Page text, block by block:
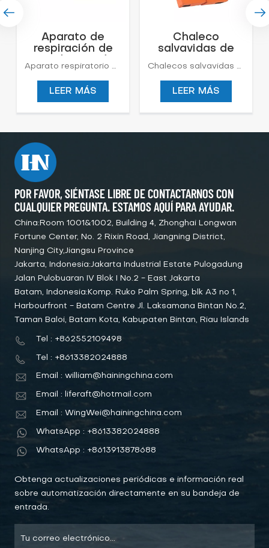
Aparato de
respiración de
aire de presión
positiva (SCBA)
Aparato respiratorio autónomo (SCBA) Es una especie de aparato respiratorio autónomo contra incendios. Es principalmente adecuado para extinción de incendios, industria química, barcos, petróleo, fundiciones, fábricas y minas, laboratorios y otros lugares. Permitir a los bomberos o al personal de rescate llevar a cabo de forma segura trabajos de extinción de incendios, rescate y socorro en casos de desastre y rescate en entornos hostiles llenos de humo, gas, vapor o hipoxia.
LEER MÁS
Chaleco
salvavidas de
espuma marina
de proveedor de
China para
adultos
Chalecos salvavidas marinos de espuma Puede poner al usuario boca arriba en segundos, para mantener la cara del usuario fuera del agua incluso si está inconsciente.Se utiliza en el salvamento de marineros y pasajeros a bordo de embarcaciones, que navegan por el mar, la costa y el río.
LEER MÁS
POR FAVOR, SIÉNTASE LIBRE DE CONTACTARNOS CON
CUALQUIER PREGUNTA. ESTAMOS AQUÍ PARA AYUDAR.
China:Room 1001&1002, Building 4, Zhonghai Longwan
Fortune Center, No. 2 Rixin Road, Jiangning District,
Nanjing City,Jiangsu Province
Jakarta, Indonesia:Jakarta Industrial Estate Pulogadung
Jalan Pulobuaran IV Blok I No.2 - East Jakarta
Batam, Indonesia:Komp. Ruko Palm Spring, blk A3 no 1,
Harbourfront - Batam Centre Jl. Laksamana Bintan No.2,
Taman Baloi, Batam Kota, Kabupaten Bintan, Riau Islands
Tel : +862552109498
Tel : +8613382024888
Email : william@hainingchina.com
Email : liferaft@hotmail.com
Email : WingWei@hainingchina.com
WhatsApp : +8613382024888
WhatsApp : +8613913878688
Obtenga actualizaciones periódicas e información real
sobre automatización directamente en su bandeja de
entrada.